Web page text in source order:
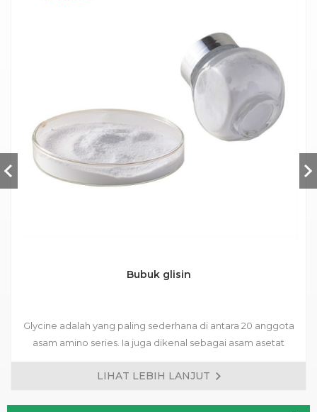
Bubuk glisin
Glycine adalah yang paling sederhana di antara 20 anggota
asam amino series. Ia juga dikenal sebagai asam asetat
amino dan A Non-Penting Asam amino untuk manusia tubuh.
Glycine terutama digunakan dalam pupuk, obat-obatan,
LIHAT LEBIH LANJUT